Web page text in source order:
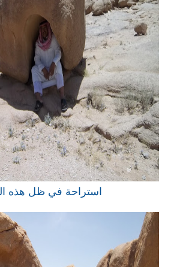
استراحة في ظل هذه